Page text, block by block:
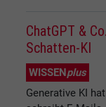
ChatGPT &
Schatten-KI
WISSENplus
Generative KI